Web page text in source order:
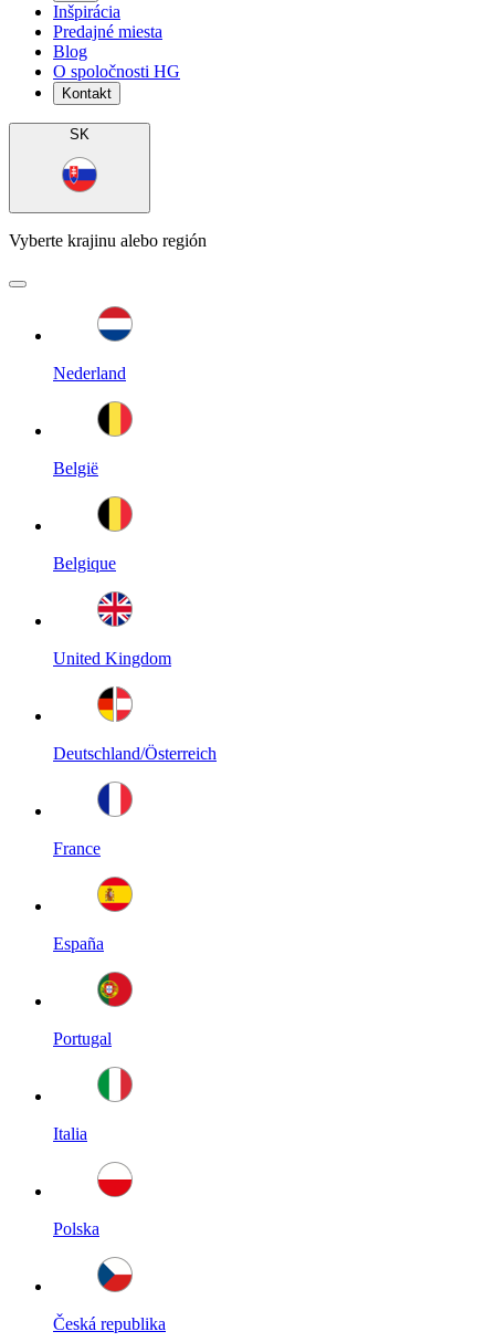
Inšpirácia
Predajné miesta
Blog
O spoločnosti HG
Kontakt
SK
Vyberte krajinu alebo región
Nederland
België
Belgique
United Kingdom
Deutschland/Österreich
France
España
Portugal
Italia
Polska
Česká republika